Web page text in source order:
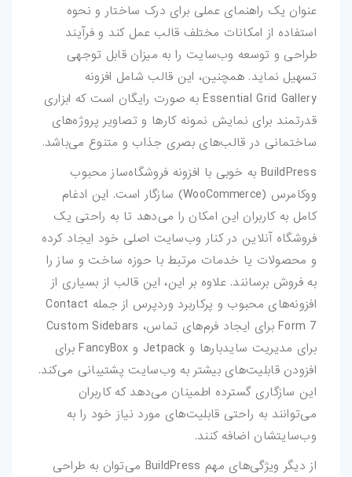
پریست-لایتروم
اسکریپت
اسکریپت-php
اپلیکیشن
بازی-HTML
مقالات
ترفند-فتوشاپ
ترفند-افترافکت
ترفند-پریمیر
ترفند-ایلوستریتور
سایر
عنوان یک راهنمای عملی برای درک ساختار و نحوه
استفاده از امکانات مختلف قالب عمل کند و فرآیند
طراحی و توسعه وب‌سایت را به میزان قابل توجهی
تسهیل نماید. همچنین، این قالب شامل افزونه
Essential Grid Gallery به صورت رایگان است که ابزاری
قدرتمند برای نمایش نمونه کارها و تصاویر پروژه‌های
ساختمانی در قالب‌های بصری جذاب و متنوع می‌باشد.
BuildPress به خوبی با افزونه فروشگاه‌ساز محبوب
ووکامرس (WooCommerce) سازگار است. این ادغام
کامل به کاربران این امکان را می‌دهد تا به راحتی یک
فروشگاه آنلاین در کنار وب‌سایت اصلی خود ایجاد کرده
و محصولات یا خدمات مرتبط با حوزه ساخت و ساز را
به فروش برسانند. علاوه بر این، این قالب از بسیاری از
افزونه‌های محبوب و پرکاربرد وردپرس از جمله Contact
Form 7 برای ایجاد فرم‌های تماس، Custom Sidebars
برای مدیریت سایدبارها و Jetpack و FancyBox برای
افزودن قابلیت‌های بیشتر به وب‌سایت پشتیبانی می‌کند.
این سازگاری گسترده اطمینان می‌دهد که کاربران
می‌توانند به راحتی قابلیت‌های مورد نیاز خود را به
وب‌سایتشان اضافه کنند.
از دیگر ویژگی‌های مهم BuildPress می‌توان به طراحی